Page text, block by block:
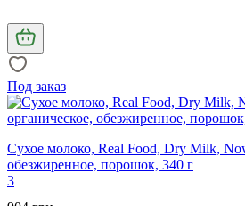
Под заказ
Сухое молоко, Real Food, Dry Milk,
обезжиренное, порошок, 340 г
3